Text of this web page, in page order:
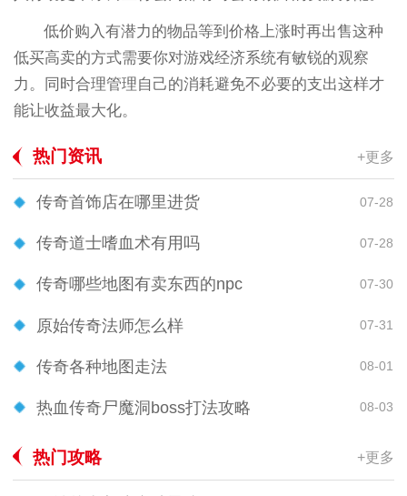
低价购入有潜力的物品等到价格上涨时再出售这种
低买高卖的方式需要你对游戏经济系统有敏锐的观察
力。同时合理管理自己的消耗避免不必要的支出这样才
能让收益最大化。
热门资讯 +更多
传奇首饰店在哪里进货 07-28
传奇道士嗜血术有用吗 07-28
传奇哪些地图有卖东西的npc 07-30
原始传奇法师怎么样 07-31
传奇各种地图走法 08-01
热血传奇尸魔洞boss打法攻略 08-03
热门攻略 +更多